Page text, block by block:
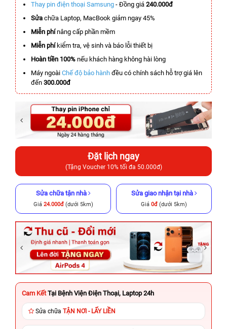
Thay pin điện thoại Samsung - Đồng giá 240.000đ
Sửa chữa Laptop, MacBook giảm ngay 45%
Miễn phínâng cấp phần mềm
Miễn phíkiểm tra, vệ sinh và báo lỗi thiết bị
Hoàn tiền 100% nếu khách hàng không hài lòng
Máy ngoài Chế độ bảo hành đều có chính sách hỗ trợ giá lên
đến 300.000đ
Đặt lịch ngay
(Tặng Voucher 10% tối đa 50.000đ)
Sửa chữa tận nhà
Giá 24.000đ(dưới 5km)
Sửa giao nhận tại nhà
Giá 0đ (dưới 5km)
Cam Kết Tại Bệnh Viện Điện Thoại, Laptop 24h
Sửa chữa TẬN NƠI - LẤY LIỀN